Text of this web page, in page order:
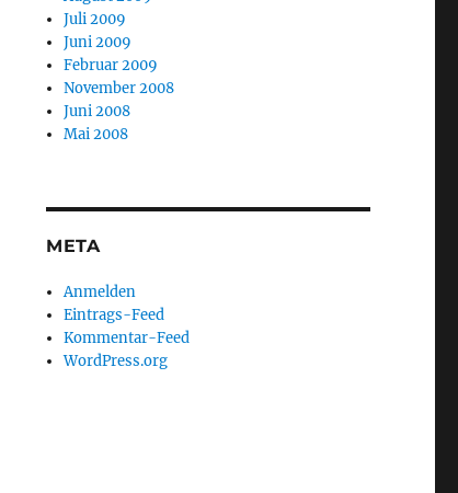
Juli 2009
Juni 2009
Februar 2009
November 2008
Juni 2008
Mai 2008
META
Anmelden
Eintrags-Feed
Kommentar-Feed
WordPress.org